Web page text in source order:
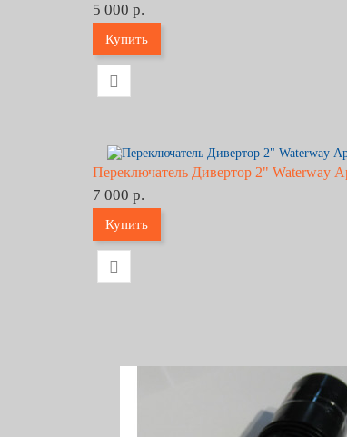
5 000 р.
Купить
Переключатель Дивертор 2" Waterway
7 000 р.
Купить